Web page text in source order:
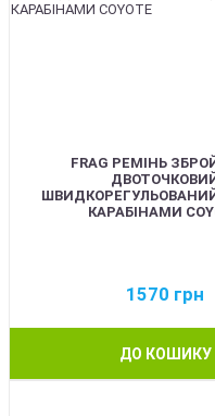
FRAG РЕМІНЬ
КАРАБІНАМИ
1570 грн
ДО КОШИКУ